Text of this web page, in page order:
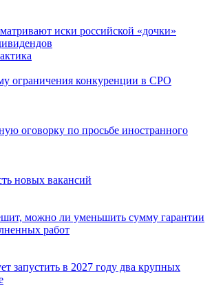
иски российской «дочки»
ограничения конкуренции в СРО
оговорку по просьбе иностранного
новых вакансий
можно ли уменьшить сумму гарантии
работ
запустить в 2027 году два крупных